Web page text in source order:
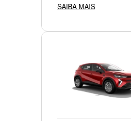
SAIBA MAIS